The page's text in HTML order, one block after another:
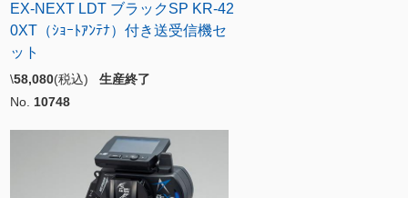
EX-NEXT LDT ブラックSP KR-42
0XT（ｼｮｰﾄｱﾝﾃﾅ）付き送受信機セ
ット
\58,080(税込) 生産終了
No. 10748